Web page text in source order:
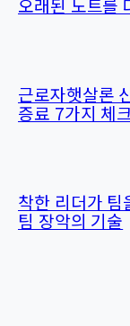
오래된 노트를
근로자햇살론
증료 7가지 체
착한 리더가
팀 장악의 기술